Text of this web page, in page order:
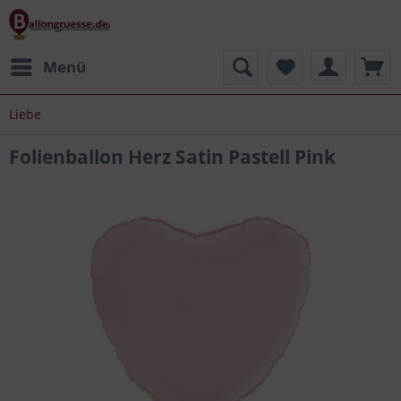
Menü
Liebe
Folienballon Herz Satin Pastell Pink